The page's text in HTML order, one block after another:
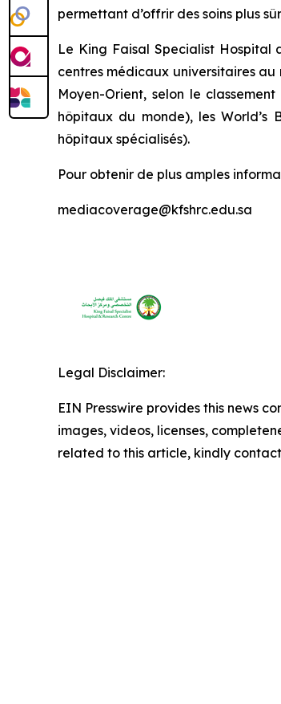
permettant d’offrir des soins plus
Le King Faisal Specialist
centres médicaux universitaires
Moyen-Orient, selon le
hôpitaux du monde), les World’s
hôpitaux spécialisés).
Pour obtenir de plus amples
mediacoverage@kfshrc.edu.sa
Legal Disclaimer:
EIN Presswire provides this news
images, videos, licenses,
related to this article, kindly